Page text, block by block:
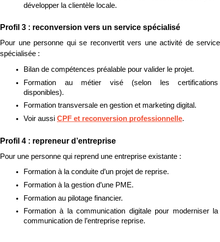
développer la clientèle locale.
Profil 3 : reconversion vers un service spécialisé
Pour une personne qui se reconvertit vers une activité de service
spécialisée :
Bilan de compétences préalable pour valider le projet.
Formation au métier visé (selon les certifications
disponibles).
Formation transversale en gestion et marketing digital.
Voir aussi CPF et reconversion professionnelle.
Profil 4 : repreneur d’entreprise
Pour une personne qui reprend une entreprise existante :
Formation à la conduite d’un projet de reprise.
Formation à la gestion d’une PME.
Formation au pilotage financier.
Formation à la communication digitale pour moderniser la
communication de l’entreprise reprise.